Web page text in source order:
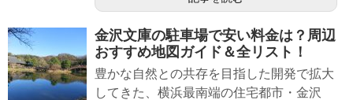
金沢文庫の駐車場で安い料金は？周辺
おすすめ地図ガイド＆全リスト！
豊かな自然との共存を目指した開発で拡大
してきた、横浜最南端の住宅都市・金沢